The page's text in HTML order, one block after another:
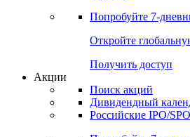
Попробуйте 7-
Откройте
Получить доступ
Акции
Поиск акций
Дивидендный
Российские IPO/SPO